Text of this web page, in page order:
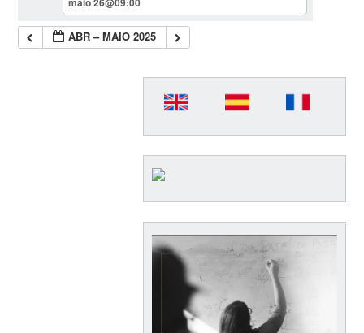
ABR – MAIO 2025